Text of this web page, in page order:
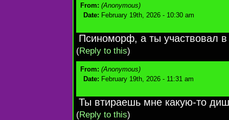
From: (Anonymous)
Date: February 19th, 2026 - 10:30 am
Псиноморф, а ты участвовал в
(Reply to this)
From: (Anonymous)
Date: February 19th, 2026 - 11:31 am
Ты втираешь мне какую-то
(Reply to this)